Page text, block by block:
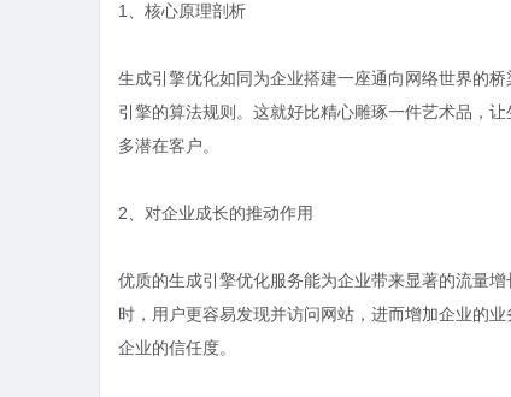
1、核心原理剖析
生成引擎优化如同为企业搭建一座通向网络世界的
引擎的算法规则。这就好比精心雕琢一件艺术品，
多潜在客户。
2、对企业成长的推动作用
优质的生成引擎优化服务能为企业带来显著的流量
时，用户更容易发现并访问网站，进而增加企业的
企业的信任度。